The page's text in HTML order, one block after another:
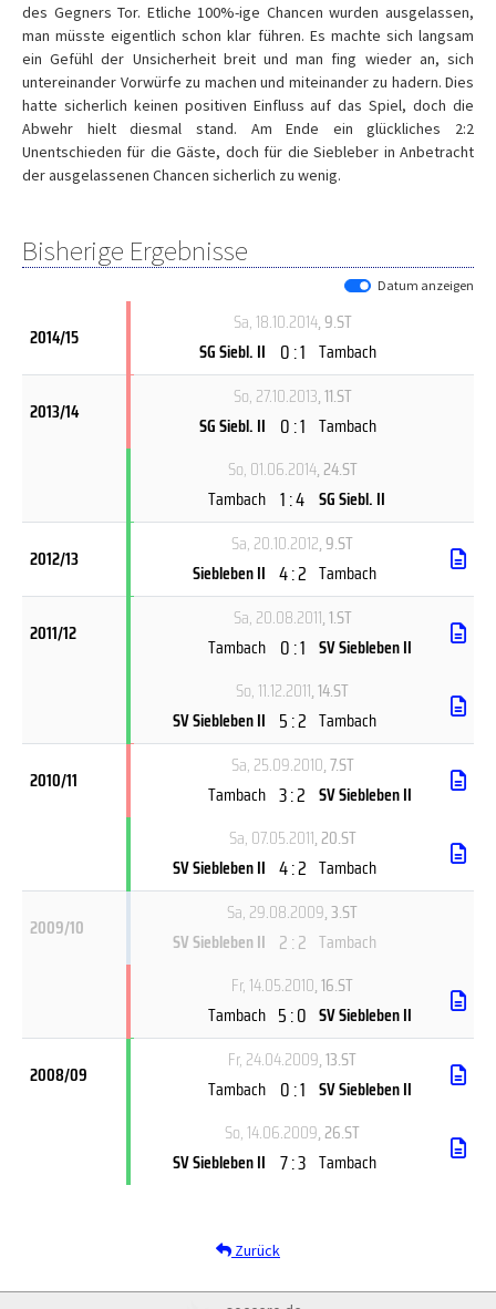
des Gegners Tor. Etliche 100%-ige Chancen wurden ausgelassen,
man müsste eigentlich schon klar führen. Es machte sich langsam
ein Gefühl der Unsicherheit breit und man fing wieder an, sich
untereinander Vorwürfe zu machen und miteinander zu hadern. Dies
hatte sicherlich keinen positiven Einfluss auf das Spiel, doch die
Abwehr hielt diesmal stand. Am Ende ein glückliches 2:2
Unentschieden für die Gäste, doch für die Siebleber in Anbetracht
der ausgelassenen Chancen sicherlich zu wenig.
Bisherige Ergebnisse
Datum anzeigen
2014/15
Sa, 18.10.2014, 9.ST
SG Siebl. II 0 : 1 Tambach
2013/14
So, 27.10.2013, 11.ST
SG Siebl. II 0 : 1 Tambach
So, 01.06.2014, 24.ST
Tambach 1 : 4 SG Siebl. II
2012/13
Sa, 20.10.2012, 9.ST
Siebleben II 4 : 2 Tambach
2011/12
Sa, 20.08.2011, 1.ST
Tambach 0 : 1 SV Siebleben II
So, 11.12.2011, 14.ST
SV Siebleben II 5 : 2 Tambach
2010/11
Sa, 25.09.2010, 7.ST
Tambach 3 : 2 SV Siebleben II
Sa, 07.05.2011, 20.ST
SV Siebleben II 4 : 2 Tambach
2009/10
Sa, 29.08.2009, 3.ST
SV Siebleben II 2 : 2 Tambach
Fr, 14.05.2010, 16.ST
Tambach 5 : 0 SV Siebleben II
2008/09
Fr, 24.04.2009, 13.ST
Tambach 0 : 1 SV Siebleben II
So, 14.06.2009, 26.ST
SV Siebleben II 7 : 3 Tambach
Zurück